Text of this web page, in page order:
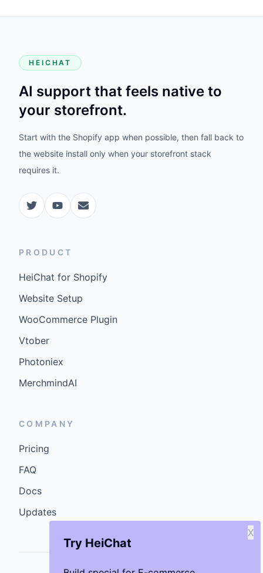
Try HeiChat
X
HEICHAT
AI support that feels native to
your storefront.
Start with the Shopify app when possible, then fall back to
the website install only when your storefront stack
requires it.
PRODUCT
HeiChat for Shopify
Website Setup
WooCommerce Plugin
Vtober
Photoniex
MerchmindAI
COMPANY
Pricing
FAQ
Docs
Updates